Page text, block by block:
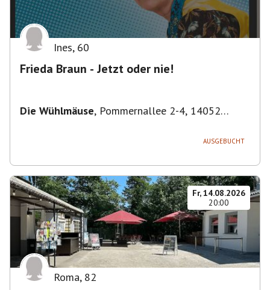
Ines, 60
Frieda Braun - Jetzt oder nie!
Die Wühlmäuse, Pommernallee 2-4, 14052
AUSGEBUCHT
Fr, 14.08.2026
20:00
Roma, 82